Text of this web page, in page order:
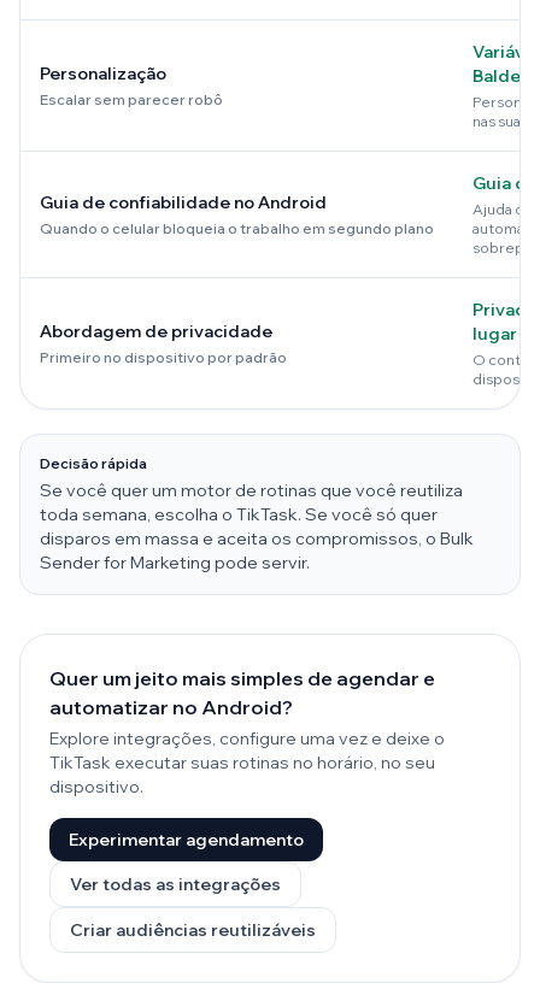
Personalização
Escalar sem parecer robô
Baldes
nas suas
Guia de confiabilidade no Android
Quando o celular bloqueia o trabalho em segundo plano
Guia
Ajuda
Abordagem de privacidade
Primeiro no dispositivo por padrão
lugar
O
Decisão rápida
Se você quer um motor de rotinas que você reutiliza
toda semana, escolha o TikTask. Se você só quer
disparos em massa e aceita os compromissos, o Bulk
Sender for Marketing pode servir.
Quer um jeito mais simples de agendar e
automatizar no Android?
Explore integrações, configure uma vez e deixe o
TikTask executar suas rotinas no horário, no seu
dispositivo.
Experimentar agendamento
Ver todas as integrações
Criar audiências reutilizáveis